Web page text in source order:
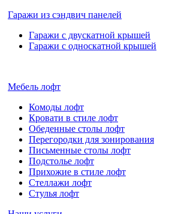
Гаражи из сэндвич панелей
Гаражи с двускатной крышей
Гаражи с односкатной крышей
Мебель лофт
Комоды лофт
Кровати в стиле лофт
Обеденные столы лофт
Перегородки для зонирования
Письменные столы лофт
Подстолье лофт
Прихожие в стиле лофт
Стеллажи лофт
Стулья лофт